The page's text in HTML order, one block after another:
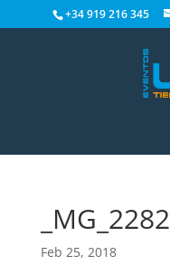
+34 919 216 345
_MG_2282
Feb 25, 2018